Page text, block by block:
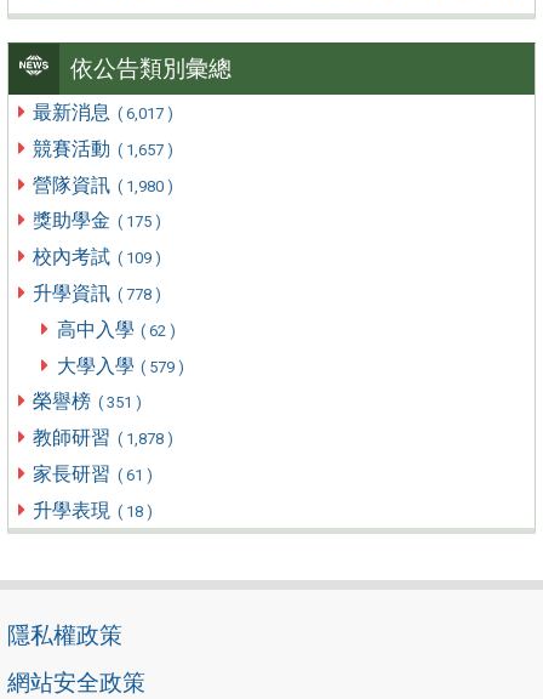
依公告類別彙總
最新消息 ( 6,017 )
競賽活動 ( 1,657 )
營隊資訊 ( 1,980 )
獎助學金 ( 175 )
校內考試 ( 109 )
升學資訊 ( 778 )
高中入學 ( 62 )
大學入學 ( 579 )
榮譽榜 ( 351 )
教師研習 ( 1,878 )
家長研習 ( 61 )
升學表現 ( 18 )
隱私權政策
網站安全政策